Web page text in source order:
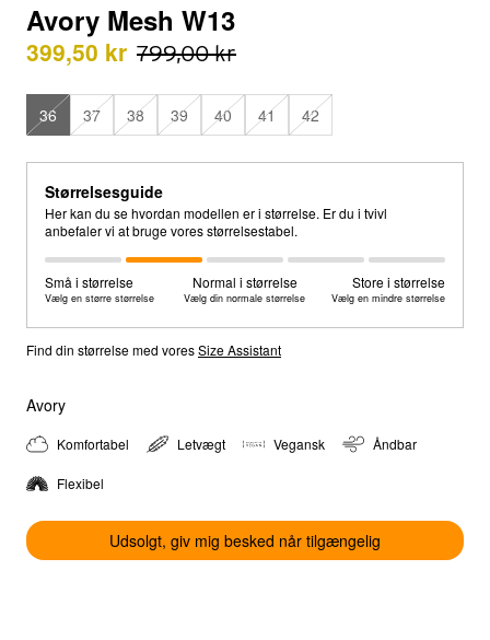
Avory Mesh W13
399,50 kr 799,00 kr
36 37 38 39 40 41 42
Størrelsesguide
Her kan du se hvordan modellen er i størrelse. Er du i tvivl
anbefaler vi at bruge vores størrelsestabel.
Små i størrelse
Vælg en større størrelse
Normal i størrelse
Vælg din normale størrelse
Store i størrelse
Vælg en mindre størrelse
Find din størrelse med voresSize Assistant
Avory
Komfortabel Letvægt Vegansk Åndbar
Flexibel
Udsolgt, giv mig besked når tilgængelig